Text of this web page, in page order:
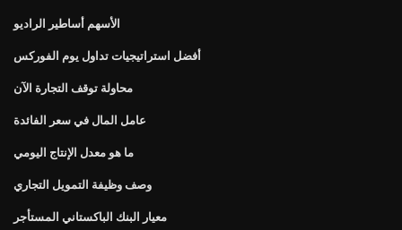
الأسهم أساطير الراديو
أفضل استراتيجيات تداول يوم الفوركس
محاولة توقف التجارة الآن
عامل المال في سعر الفائدة
ما هو معدل الإنتاج اليومي
وصف وظيفة التمويل التجاري
معيار البنك الباكستاني المستأجر